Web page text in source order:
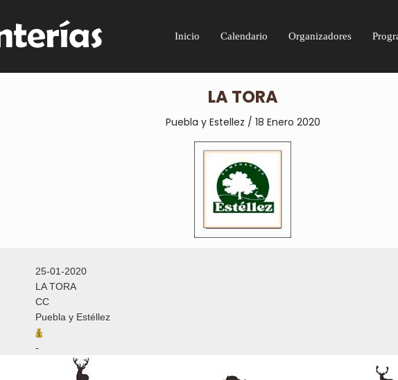
Inicio Calendario Organizadores
LA TORA
Puebla y Estellez / 18 Enero 2020
25-01-2020
LA TORA
CC
Puebla y Estéllez
-